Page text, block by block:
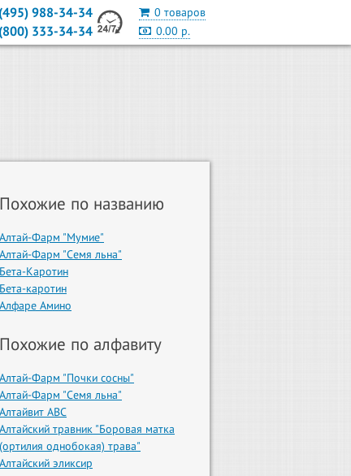
0 товаров
0.00 р.
988-34-34
333-34-34
Похожие по названию
Алтай-Фарм "Мумие"
Алтай-Фарм "Семя льна"
Бета-Каротин
Бета-каротин
Алфаре Амино
Похожие по алфавиту
Алтай-Фарм "Почки сосны"
Алтай-Фарм "Семя льна"
Алтайвит АВС
Алтайский травник "Боровая матка
(ортилия однобокая) трава"
Алтайский эликсир